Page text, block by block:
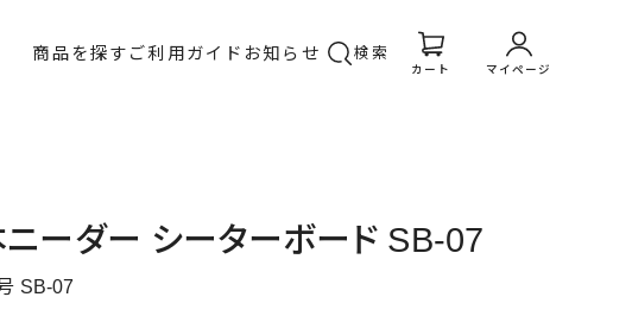
商品を探す ご利用ガイド お知らせ 検索
カート マイページ
ニーダー シーターボード SB-07
SB-07